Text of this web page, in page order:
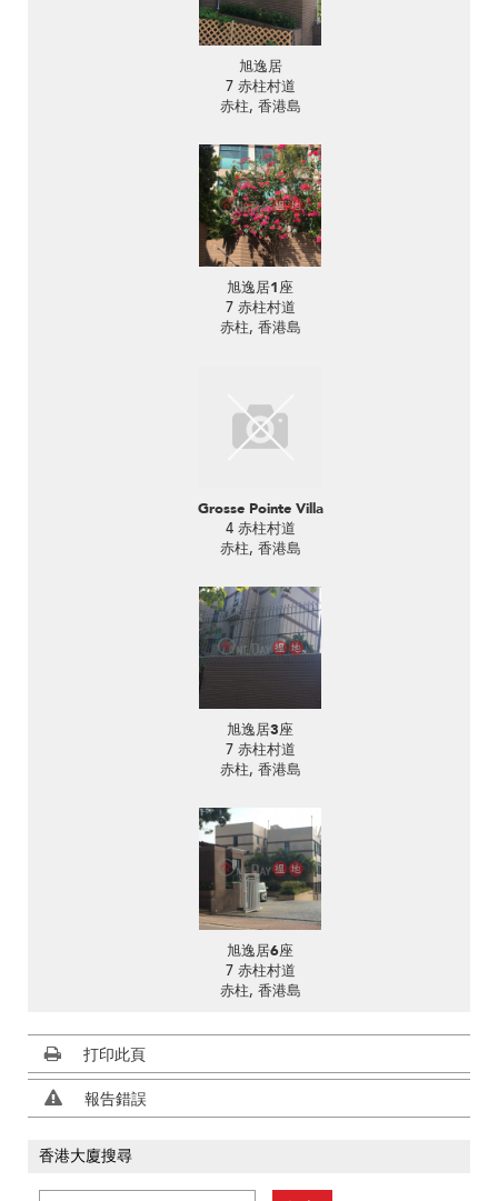
旭逸居
7 赤柱村道
赤柱, 香港島
旭逸居1座
7 赤柱村道
赤柱, 香港島
Grosse Pointe Villa
4 赤柱村道
赤柱, 香港島
旭逸居3座
7 赤柱村道
赤柱, 香港島
旭逸居6座
7 赤柱村道
赤柱, 香港島
打印此頁
報告錯誤
香港大廈搜尋